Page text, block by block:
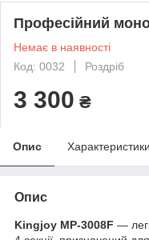
Професійний
Немає в наявності
Код: 0032
Роздріб
3 300 ₴
Опис Характеристики
Опис
Kingjoy MP-3008F —